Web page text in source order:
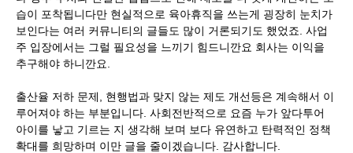
습이 포착됩니다만 현실적으로 육아휴직을 쓰는게 굉장히 눈치가
보인다는 여러 커뮤니티의 글들도 많이 거론되기도 했었죠. 사업
주 입장에서는 그럴 필요성을 느끼기 힘드니깐요 회사는 이익을
추구해야 하니깐요.
출산율 저하 문제, 현행법과 맞지 않는 제도 개선등은 계속해서 이
루어져야 하는 부분입니다. 사회전반적으로 요즘 누가 앞다투어
아이를 낳고 기르는 지 생각해 보며 보다 유연하고 탄력적인 정책
확대를 희망하며 이만 글을 줄이겠습니다. 감사합니다.